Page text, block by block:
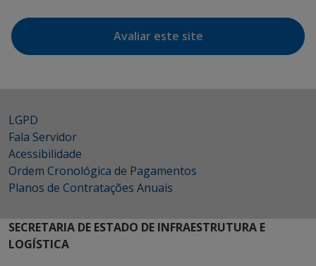
Avaliar este site
LGPD
Fala Servidor
Acessibilidade
Ordem Cronológica de Pagamentos
Planos de Contratações Anuais
SECRETARIA DE ESTADO DE INFRAESTRUTURA E
LOGÍSTICA